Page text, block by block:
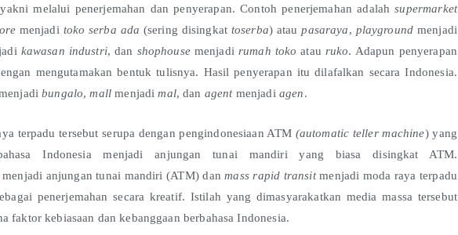
melalui penerjemahan dan penyerapan. Contoh penerjemahan adalahsupermarket
menjadi toko serba ada (sering disingkat toserba) ataupasaraya, playground menjadi
kawasan industri, dan shophouse menjadi rumah tokoatau ruko. Adapun penyerapan
mengutamakan bentuk tulisnya. Hasil penyerapan itu dilafalkan secara Indonesia.
bungalo,mallmenjadimal, dan agent menjadi agen.
terpadu tersebut serupa dengan pengindonesiaan ATM (automatic teller machine) yang
Indonesia menjadi anjungan tunai mandiri yang biasa disingkat ATM.
menjadi anjungan tunai mandiri (ATM) danmass rapid transitmenjadi moda raya terpadu
penerjemahan secara kreatif. Istilah yang dimasyarakatkan media massa tersebut
faktor kebiasaan dan kebanggaan berbahasa Indonesia.